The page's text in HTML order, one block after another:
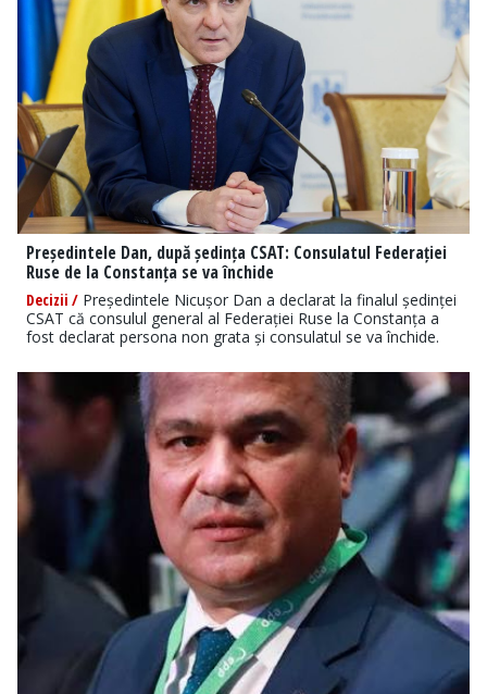
Președintele Dan, după ședința CSAT: Consulatul Federației
Ruse de la Constanța se va închide
Decizii / Președintele Nicușor Dan a declarat la finalul ședinței
CSAT că consulul general al Federației Ruse la Constanța a
fost declarat persona non grata și consulatul se va închide.